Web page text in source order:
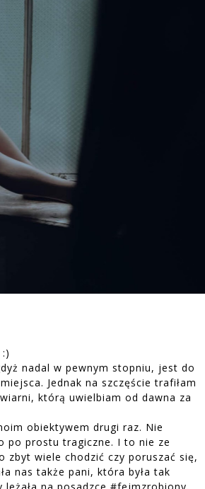
nadal w pewnym stopniu, jest do
Jednak na szczęście trafiłam
którą uwielbiam od dawna za
obiektywem drugi raz. Nie
po prostu tragiczne. I to nie ze
zbyt wiele chodzić czy poruszać się,
nas także pani, która była tak
na posadzce #fejmzrobiony.